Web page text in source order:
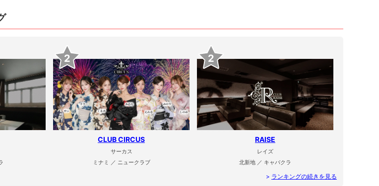
2
CLUB CIRCUS
サーカス
ミナミ ／ ニュークラブ
2
RAISE
レイズ
北新地 ／ キャバクラ
> ランキングの続きを見る